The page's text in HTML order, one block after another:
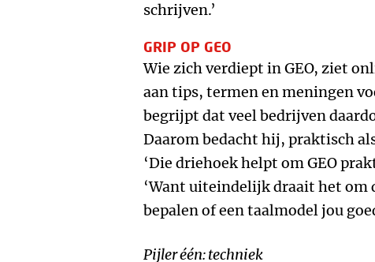
schrijven.’
GRIP OP GEO
Wie zich verdiept in GEO, ziet
aan tips, termen en meningen
begrijpt dat veel bedrijven
Daarom bedacht hij, praktisch
‘Die driehoek helpt om GEO
‘Want uiteindelijk draait het om
bepalen of een taalmodel jou
Pijler één: techniek